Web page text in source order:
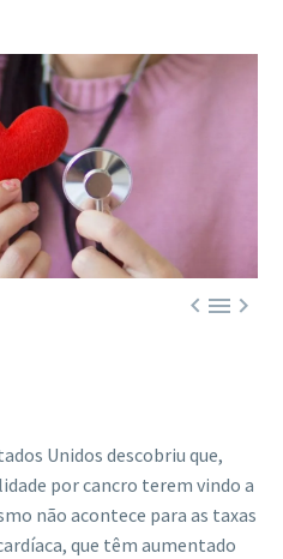

Unidos descobriu que,
por cancro terem vindo a
não acontece para as taxas
que têm aumentado